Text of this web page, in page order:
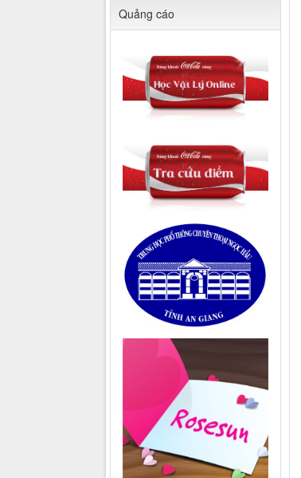
Quảng cáo